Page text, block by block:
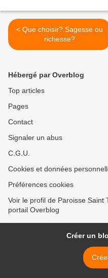
< Que choisir? Sagesse ou
richesse?
Hébergé par Overblog
Top articles
Pages
Contact
Signaler un abus
C.G.U.
Cookies et données
Préférences cookies
Voir le profil de Paroisse Saint
portail Overblog
Créer un